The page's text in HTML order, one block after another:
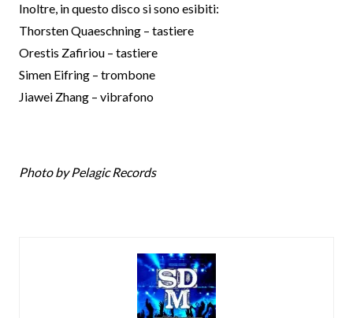
Inoltre, in questo disco si sono esibiti:
Thorsten Quaeschning – tastiere
Orestis Zafiriou – tastiere
Simen Eifring – trombone
Jiawei Zhang – vibrafono
Photo by Pelagic Records